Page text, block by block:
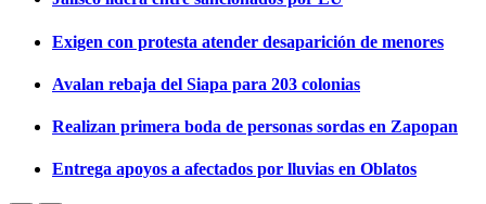
Exigen con protesta atender desaparición de menores
Avalan rebaja del Siapa para 203 colonias
Realizan primera boda de personas sordas en Zapopan
Entrega apoyos a afectados por lluvias en Oblatos